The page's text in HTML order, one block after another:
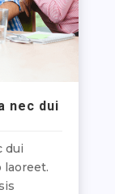
nec dui
dui